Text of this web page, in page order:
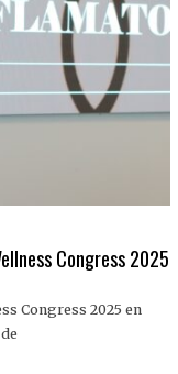
Congress 2025
Congress 2025 en